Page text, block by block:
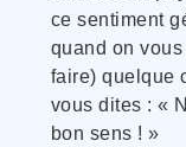
ce sentiment
quand on
faire) quelque
vous dites : «
bon sens ! »